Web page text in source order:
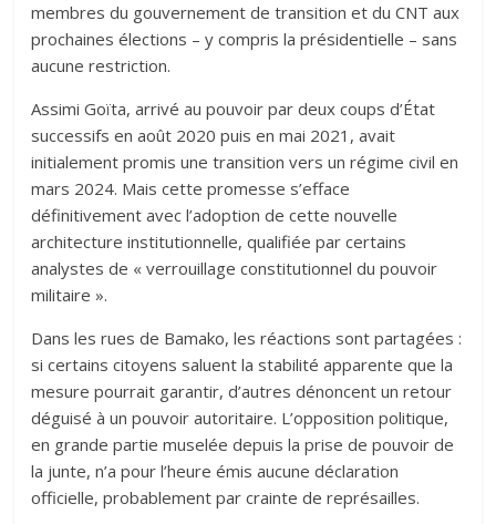
membres du gouvernement de transition et du CNT aux
prochaines élections – y compris la présidentielle – sans
aucune restriction.
Assimi Goïta, arrivé au pouvoir par deux coups d’État
successifs en août 2020 puis en mai 2021, avait
initialement promis une transition vers un régime civil en
mars 2024. Mais cette promesse s’efface
définitivement avec l’adoption de cette nouvelle
architecture institutionnelle, qualifiée par certains
analystes de « verrouillage constitutionnel du pouvoir
militaire ».
Dans les rues de Bamako, les réactions sont partagées :
si certains citoyens saluent la stabilité apparente que la
mesure pourrait garantir, d’autres dénoncent un retour
déguisé à un pouvoir autoritaire. L’opposition politique,
en grande partie muselée depuis la prise de pouvoir de
la junte, n’a pour l’heure émis aucune déclaration
officielle, probablement par crainte de représailles.